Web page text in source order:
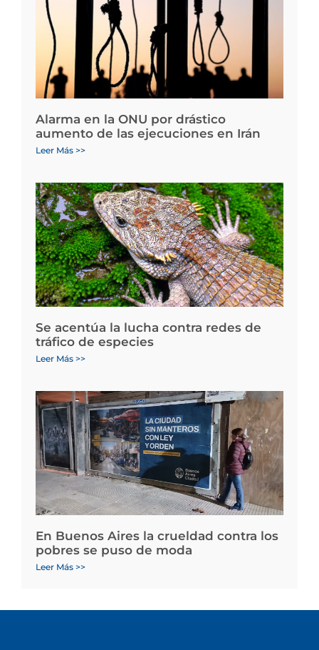
Alarma en la ONU por drástico
aumento de las ejecuciones en Irán
Leer Más >>
Se acentúa la lucha contra redes de
tráfico de especies
Leer Más >>
En Buenos Aires la crueldad contra los
pobres se puso de moda
Leer Más >>